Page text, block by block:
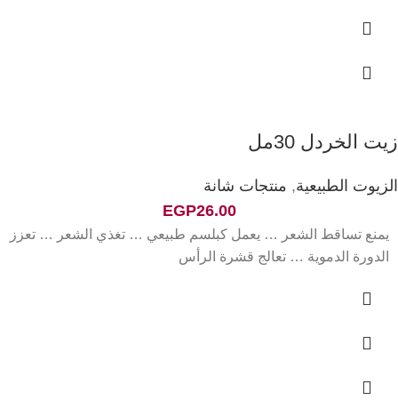
زيت الخردل 30مل
الزيوت الطبيعية, منتجات شانة
EGP26.00
يمنع تساقط الشعر … يعمل كبلسم طبيعي … تغذي الشعر … تعزز
الدورة الدموية … تعالج قشرة الرأس